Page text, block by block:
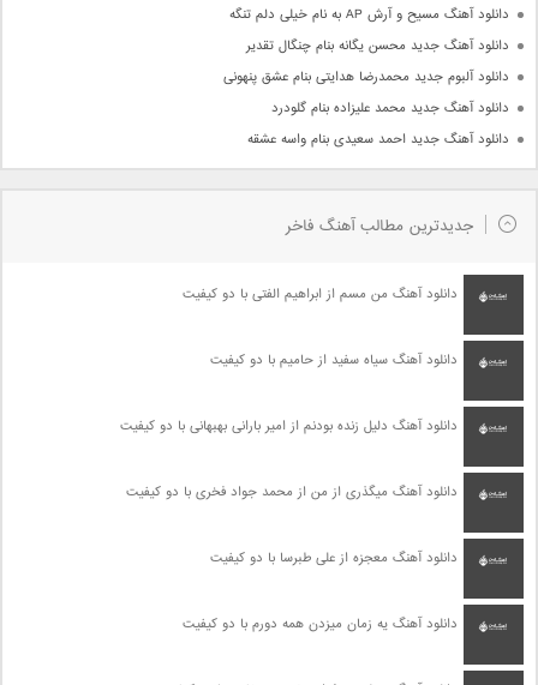
دانلود آهنگ مسیح و آرش AP به نام خیلی دلم تنگه
دانلود آهنگ جدید محسن یگانه بنام چنگال تقدیر
دانلود آلبوم جدید محمدرضا هدایتی بنام عشق پنهونی
دانلود آهنگ جدید محمد علیزاده بنام گلودرد
دانلود آهنگ جدید احمد سعیدی بنام واسه عشقه
جدیدترین مطالب آهنگ فاخر
دانلود آهنگ من مسم از ابراهیم الفتی با دو کیفیت
دانلود آهنگ سیاه سفید از حامیم با دو کیفیت
دانلود آهنگ دلیل زنده بودنم از امیر بارانی بهبهانی با دو کیفیت
دانلود آهنگ میگذری از من از محمد جواد فخری با دو کیفیت
دانلود آهنگ معجزه از علی طبرسا با دو کیفیت
دانلود آهنگ یه زمان میزدن همه دورم با دو کیفیت